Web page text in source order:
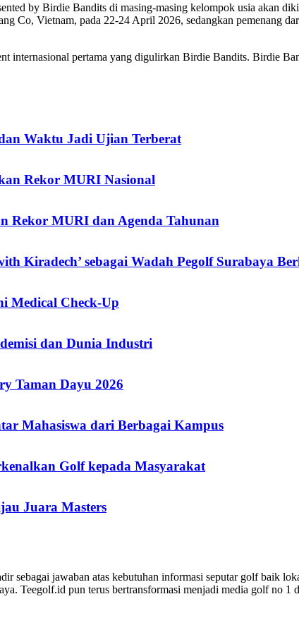
by Birdie Bandits di masing-masing kelompok usia akan
Co, Vietnam, pada 22-24 April 2026, sedangkan pemenang
pertama yang digulirkan Birdie Bandits. Birdie
Waktu Jadi Ujian Terberat
Rekor MURI Nasional
Rekor MURI dan Agenda Tahunan
Kiradech’ sebagai Wadah Pegolf Surabaya
Medical Check-Up
dan Dunia Industri
Taman Dayu 2026
Mahasiswa dari Berbagai Kampus
Golf kepada Masyarakat
Juara Masters
sebagai jawaban atas kebutuhan informasi seputar golf baik
Teegolf.id pun terus bertransformasi menjadi media golf no 1